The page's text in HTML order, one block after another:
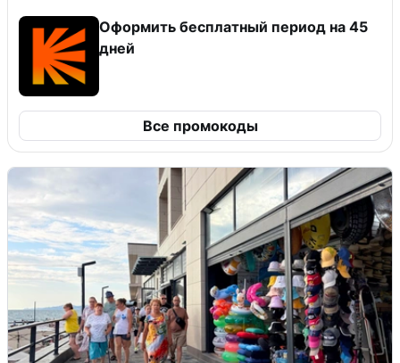
Оформить бесплатный период на 45
дней
Все промокоды